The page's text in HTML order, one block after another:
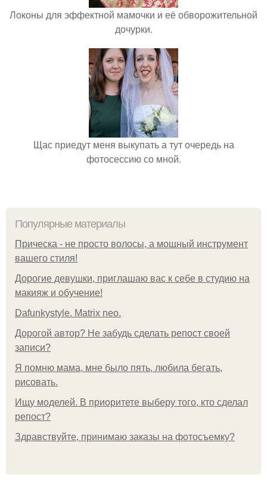
Локоны для эффектной мамочки и её обворожительной
дочурки.
Щас приедут меня выкупать а тут очередь на
фотосессию со мной.
Популярные материалы
Прическа - не просто волосы, а мощный инструмент
вашего стиля!
Дорогие девушки, приглашаю вас к себе в студию на
макияж и обучение!
Dafunkystyle. Matrix neo.
Дорогой автор? Не забудь сделать репост своей
записи?
Я помню мама, мне было пять, любила бегать,
рисовать.
Ищу моделей. В приоритете выберу того, кто сделал
репост?
Здравствуйте, принимаю заказы на фотосъемку?